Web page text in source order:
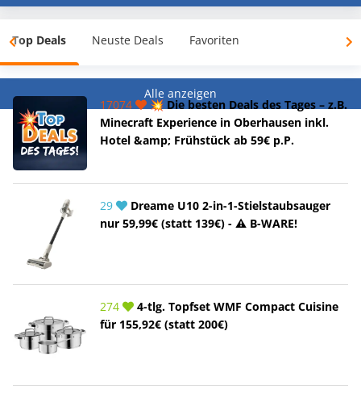
Top Deals Neuste Deals Favoriten
Alle anzeigen
17074
💥 Die besten Deals des Tages – z.B.
Minecraft Experience in Oberhausen inkl.
Hotel &amp; Frühstück ab 59€ p.P.
29
Dreame U10 2-in-1-Stielstaubsauger
nur 59,99€ (statt 139€) - ⚠️ B-WARE!
274
4-tlg. Topfset WMF Compact Cuisine
für 155,92€ (statt 200€)